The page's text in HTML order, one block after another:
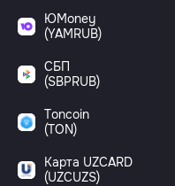
ЮMoney
(YAMRUB)
СБП
(SBPRUB)
Toncoin
(TON)
Карта UZCARD
(UZCUZS)